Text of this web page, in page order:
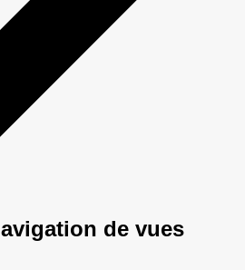
de vues